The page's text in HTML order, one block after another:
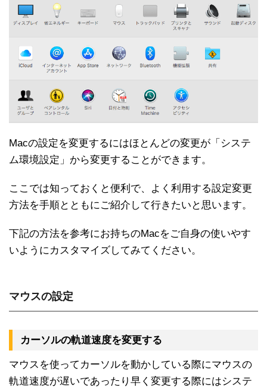
Macの設定を変更するにはほとんどの変更が「システ
ム環境設定」から変更することができます。
ここでは知っておくと便利で、よく利用する設定変更
方法を手順とともにご紹介して行きたいと思います。
下記の方法を参考にお持ちのMacをご自身の使いやす
いようにカスタマイズしてみてください。
マウスの設定
カーソルの軌道速度を変更する
マウスを使ってカーソルを動かしている際にマウスの
軌道速度が遅いであったり早く変更する際にはシステ